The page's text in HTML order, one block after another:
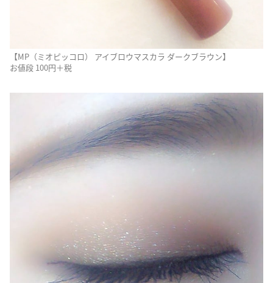
【MP（ミオピッコロ） アイブロウマスカラ ダークブラウン】
お値段 100円＋税